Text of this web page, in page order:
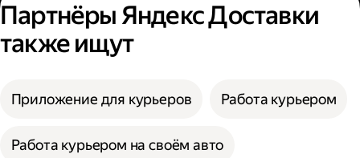
Партнёры Яндекс Доставки
также ищут
Приложение для курьеров Работа курьером
Работа курьером на своём авто